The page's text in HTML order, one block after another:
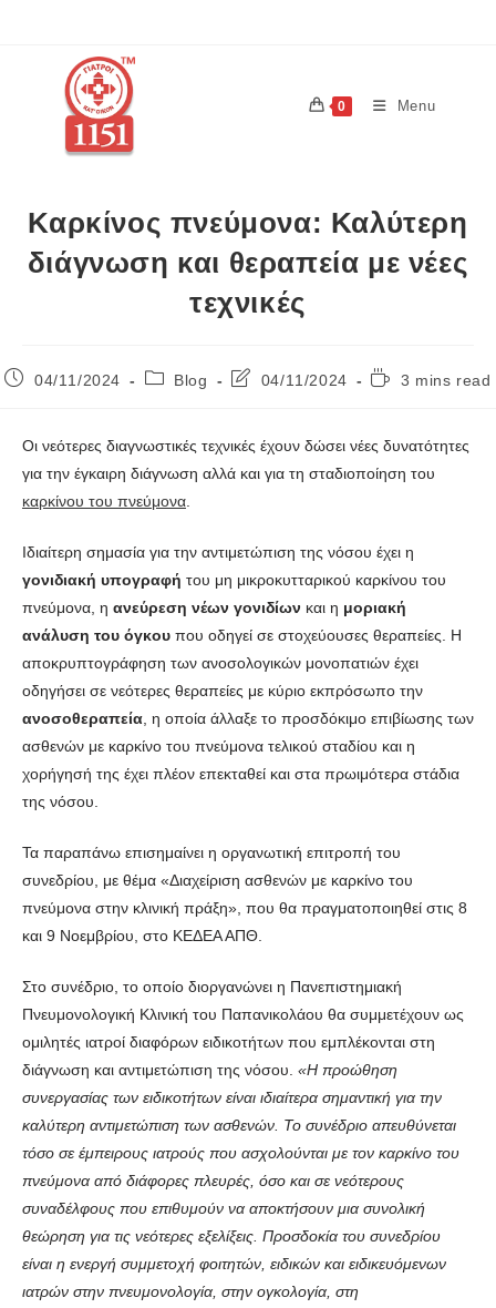
0 Menu
Καρκίνος πνεύμονα: Καλύτερη
διάγνωση και θεραπεία με νέες
τεχνικές
04/11/2024 Blog 04/11/2024 3 mins read
Οι νεότερες διαγνωστικές τεχνικές έχουν δώσει νέες δυνατότητες
για την έγκαιρη διάγνωση αλλά και για τη σταδιοποίηση του
καρκίνου του πνεύμονα
Ιδιαίτερη σημασία για την αντιμετώπιση της νόσου έχει η
γονιδιακή υπογραφή του μη μικροκυτταρικού καρκίνου του
πνεύμονα, η ανεύρεση νέων γονιδίων και η μοριακή
ανάλυση του όγκου που οδηγεί σε στοχεύουσες θεραπείες. Η
αποκρυπτογράφηση των ανοσολογικών μονοπατιών έχει
οδηγήσει σε νεότερες θεραπείες με κύριο εκπρόσωπο την
ανοσοθεραπεία , η οποία άλλαξε το προσδόκιμο επιβίωσης των
ασθενών με καρκίνο του πνεύμονα τελικού σταδίου και η
χορήγησή της έχει πλέον επεκταθεί και στα πρωιμότερα στάδια
της νόσου.
Τα παραπάνω επισημαίνει η οργανωτική επιτροπή του
συνεδρίου, με θέμα «Διαχείριση ασθενών με καρκίνο του
πνεύμονα στην κλινική πράξη», που θα πραγματοποιηθεί στις 8
και 9 Νοεμβρίου, στο ΚΕΔΕΑ ΑΠΘ.
Στο συνέδριο, το οποίο διοργανώνει η Πανεπιστημιακή
Πνευμονολογική Κλινική του Παπανικολάου θα συμμετέχουν ως
ομιλητές ιατροί διαφόρων ειδικοτήτων που εμπλέκονται στη
διάγνωση και αντιμετώπιση της νόσου. «Η προώθηση
συνεργασίας των ειδικοτήτων είναι ιδιαίτερα σημαντική για την
καλύτερη αντιμετώπιση των ασθενών. Το συνέδριο απευθύνεται
τόσο σε έμπειρους ιατρούς που ασχολούνται με τον καρκίνο του
πνεύμονα από διάφορες πλευρές, όσο και σε νεότερους
συναδέλφους που επιθυμούν να αποκτήσουν μια συνολική
θεώρηση για τις νεότερες εξελίξεις. Προσδοκία του συνεδρίου
είναι η ενεργή συμμετοχή φοιτητών, ειδικών και ειδικευόμενων
ιατρών στην πνευμονολογία, στην ογκολογία, στη